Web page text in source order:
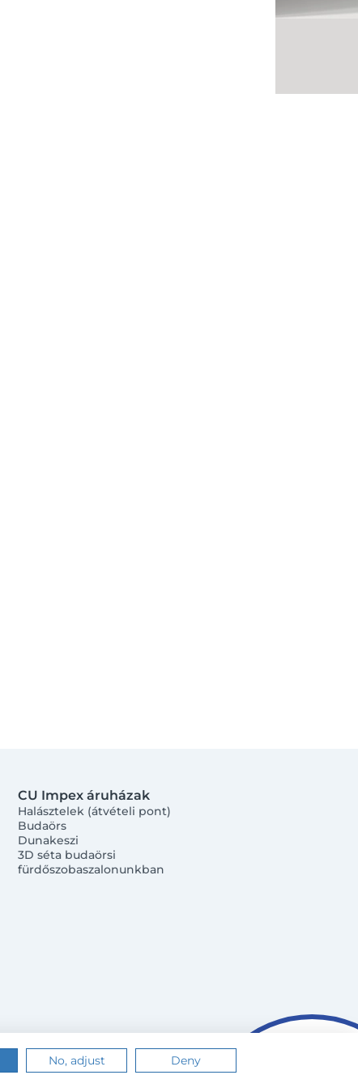
CU Impex áruházak
Halásztelek (átvételi pont)
Budaörs
Dunakeszi
3D séta budaörsi
fürdőszobaszalonunkban
No, adjust Deny